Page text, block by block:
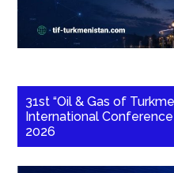
31st “Oil & Gas of
International
2026